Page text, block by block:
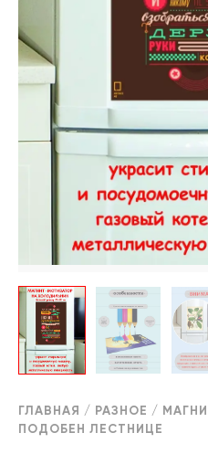
ГЛАВНАЯ / РАЗНОЕ /
ПОДОБЕН ЛЕСТНИЦЕ